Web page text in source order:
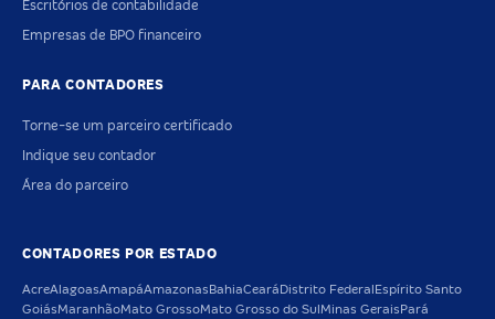
Escritórios de contabilidade
Empresas de BPO financeiro
PARA CONTADORES
Torne-se um parceiro certificado
Indique seu contador
Área do parceiro
CONTADORES POR ESTADO
AcreAlagoasAmapáAmazonas BahiaCeará Distrito Federal Espírito Santo
GoiásMaranhãoMato GrossoMato Grosso do Sul Minas Gerais Pará